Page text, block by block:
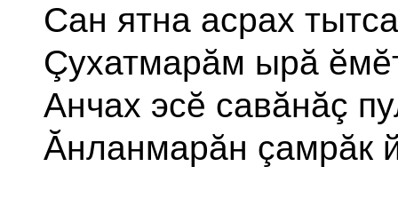
Сан ятна асрах
Çухатмарăм ырă
Анчах эсĕ савăнăç
Ӑнланмарăн çамрăк